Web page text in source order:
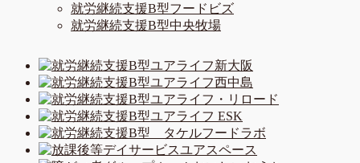
就労継続支援B型フードビズ
就労継続支援B型中央牧場